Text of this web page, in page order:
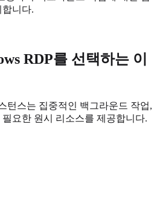
니다.
RDP를 선택하는 이
턴스는 집중적인 백그라운드 작업,
요한 원시 리소스를 제공합니다.